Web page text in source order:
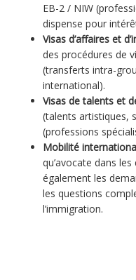
EB-2 / NIW
dispense pour
Visas d’affaires et
des procédures de
(transferts intra-
international).
Visas de talents et
(talents artistiques,
(professions
Mobilité
qu’avocate dans
également les
les questions
l’immigration.